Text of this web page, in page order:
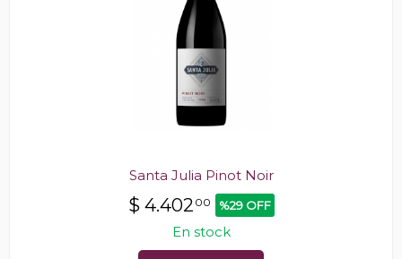
Santa Julia Pinot Noir
$ 4.402 00 %29 OFF
En stock